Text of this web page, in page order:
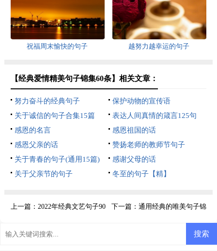
祝福周末愉快的句子 越努力越幸运的句子
【经典爱情精美句子锦集60条】相关文章：
努力奋斗的经典句子
保护动物的宣传语
关于诚信的句子合集15篇
表达人间真情的箴言125句
感恩的名言
感恩祖国的话
感恩父亲的话
赞扬老师的教师节句子
关于青春的句子(通用15篇)
感谢父母的话
关于父亲节的句子
冬至的句子【精】
上一篇： 2022年经典文艺句子90 下一篇：通用经典的唯美句子锦
集78句